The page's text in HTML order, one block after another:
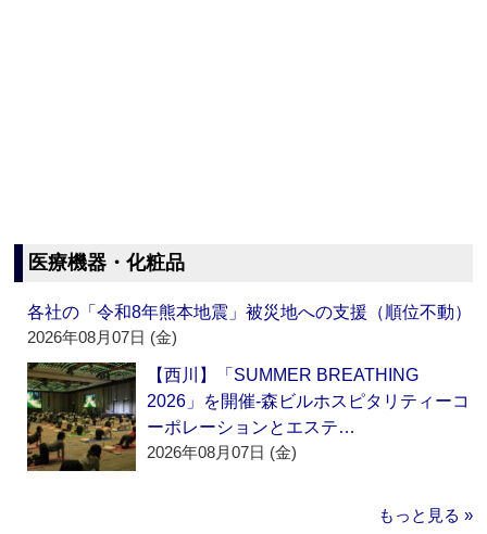
医療機器・化粧品
各社の「令和8年熊本地震」被災地への支援（順位不動）
2026年08月07日 (金)
【西川】「SUMMER BREATHING
2026」を開催‐森ビルホスピタリティーコ
ーポレーションとエステ…
2026年08月07日 (金)
もっと見る »